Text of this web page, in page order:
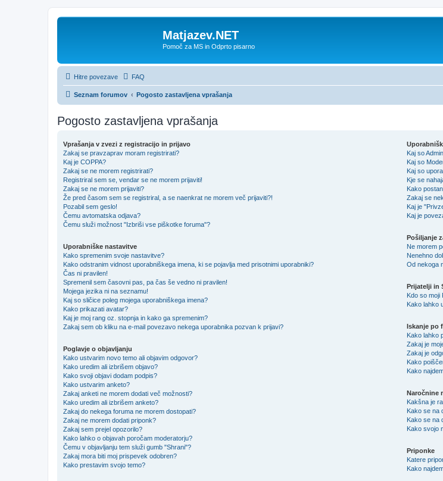
Matjazev.NET
Pomoč za MS in Odprto pisarno
Hitre povezave FAQ
Seznam forumov Pogosto zastavljena vprašanja
Pogosto zastavljena vprašanja
Vprašanja v zvezi z registracijo in prijavo
Zakaj se pravzaprav moram registrirati?
Kaj je COPPA?
Zakaj se ne morem registrirati?
Registriral sem se, vendar se ne morem prijaviti!
Zakaj se ne morem prijaviti?
Že pred časom sem se registriral, a se naenkrat ne morem več prijaviti?!
Pozabil sem geslo!
Čemu avtomatska odjava?
Čemu služi možnost "Izbriši vse piškotke foruma"?
Uporabniške nastavitve
Kako spremenim svoje nastavitve?
Kako odstranim vidnost uporabniškega imena, ki se pojavlja med prisotnimi uporabniki?
Čas ni pravilen!
Spremenil sem časovni pas, pa čas še vedno ni pravilen!
Mojega jezika ni na seznamu!
Kaj so sličice poleg mojega uporabniškega imena?
Kako prikazati avatar?
Kaj je moj rang oz. stopnja in kako ga spremenim?
Zakaj sem ob kliku na e-mail povezavo nekega uporabnika pozvan k prijavi?
Poglavje o objavljanju
Kako ustvarim novo temo ali objavim odgovor?
Kako uredim ali izbrišem objavo?
Kako svoji objavi dodam podpis?
Kako ustvarim anketo?
Zakaj anketi ne morem dodati več možnosti?
Kako uredim ali izbrišem anketo?
Zakaj do nekega foruma ne morem dostopati?
Zakaj ne morem dodati priponk?
Zakaj sem prejel opozorilo?
Kako lahko o objavah poročam moderatorju?
Čemu v objavljanju tem služi gumb "Shrani"?
Zakaj mora biti moj prispevek odobren?
Kako prestavim svojo temo?
Kaj so
Kaj so
Kaj so
Kje se
Kako
Zakaj se
Kaj je
Kaj je
Pošiljanje
Ne morem
Nenehno
Od nekoga
Prijatelji in
Kdo so moji
Kako lahko
Iskanje po
Kako lahko
Zakaj je
Zakaj je
Kako
Kako
Naročnine
Kakšna je
Kako se na
Kako se na
Kako svojo
Priponke
Katere
Kako